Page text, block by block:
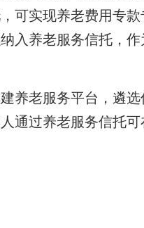
可实现养老费用专
入养老服务信托，
老服务平台，遴选
通过养老服务信托